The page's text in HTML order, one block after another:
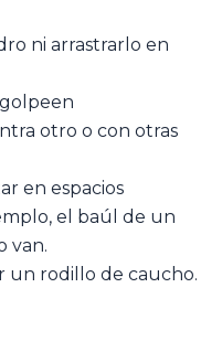
ni arrastrarlo en
otro o con otras
en espacios
el baúl de un
van.
un rodillo de caucho.